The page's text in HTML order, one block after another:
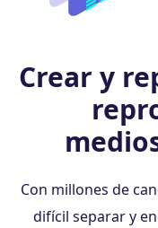
Crear y
Con millones de
difícil separar y